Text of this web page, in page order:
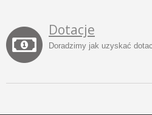
Dotacje
Doradzimy jak uzyskać